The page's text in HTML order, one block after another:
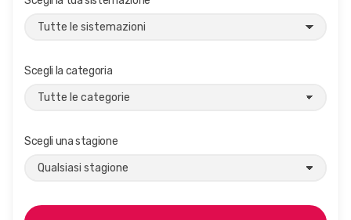
Scegli la categoria
Scegli una stagione